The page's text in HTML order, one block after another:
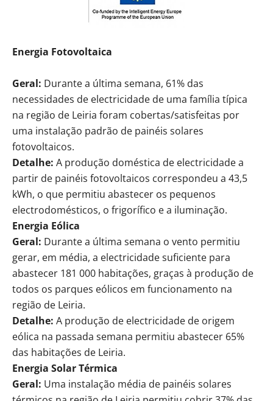
Energia Fotovoltaica
Geral: Durante a última semana, 61% das
necessidades de electricidade de uma família típica
na região de Leiria foram cobertas/satisfeitas por
uma instalação padrão de painéis solares
fotovoltaicos.
Detalhe: A produção doméstica de electricidade a
partir de painéis fotovoltaicos correspondeu a 43,5
kWh, o que permitiu abastecer os pequenos
electrodomésticos, o frigorífico e a iluminação.
Energia Eólica
Geral: Durante a última semana o vento permitiu
gerar, em média, a electricidade suficiente para
abastecer 181 000 habitações, graças à produção de
todos os parques eólicos em funcionamento na
região de Leiria.
Detalhe: A produção de electricidade de origem
eólica na passada semana permitiu abastecer 65%
das habitações de Leiria.
Energia Solar Térmica
Geral: Uma instalação média de painéis solares